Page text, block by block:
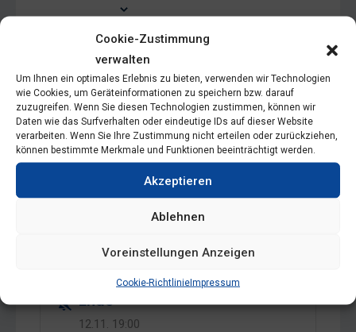
Cookie-Zustimmung
verwalten
Um Ihnen ein optimales Erlebnis zu bieten, verwenden wir Technologien
wie Cookies, um Geräteinformationen zu speichern bzw. darauf
zuzugreifen. Wenn Sie diesen Technologien zustimmen, können wir
Daten wie das Surfverhalten oder eindeutige IDs auf dieser Website
verarbeiten. Wenn Sie Ihre Zustimmung nicht erteilen oder zurückziehen,
können bestimmte Merkmale und Funktionen beeinträchtigt werden.
Akzeptieren
Ablehnen
Voreinstellungen Anzeigen
Cookie-RichtlinieImpressum
Tage Stunden Minuten Sekunden
Beginn
Ende
12.11. 19:00